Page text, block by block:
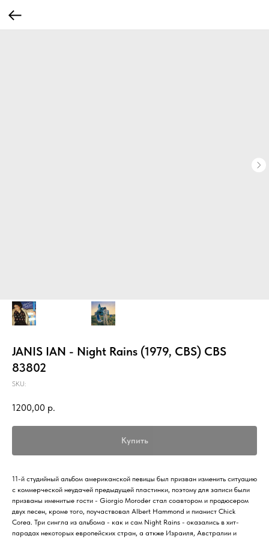
JANIS IAN - Night Rains (1979, CBS) CBS
83802
SKU:
1200,00 р.
Купить
11-й студийный альбом американской певицы был призван изменить ситуацию
с коммерческой неудачей предыдущей пластинки, поэтому для записи были
призваны именитые гости - Giorgio Moroder стал соавтором и продюсером
двух песен, кроме того, поучаствовал Albert Hammond и пианист Chick
Corea. Три сингла из альбома - как и сам Night Rains - оказались в хит-
парадах некоторых европейских стран, а аткже Израиля, Австралии и